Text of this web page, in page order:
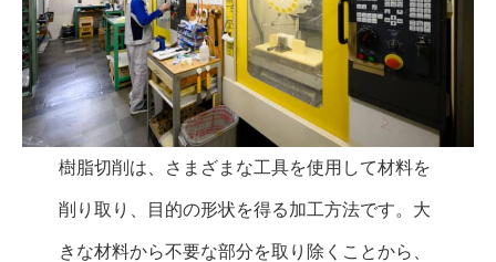
樹脂切削は、さまざまな工具を使用して材料を
削り取り、目的の形状を得る加工方法です。大
きな材料から不要な部分を取り除くことから、